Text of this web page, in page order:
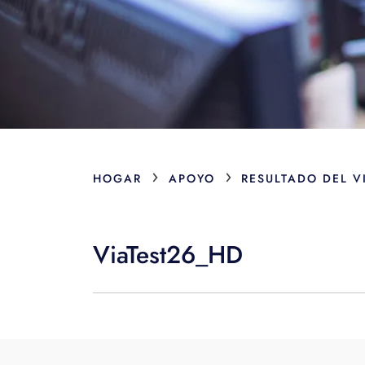
HOGAR › APOYO › RESULTADO DEL
ViaTest26_HD